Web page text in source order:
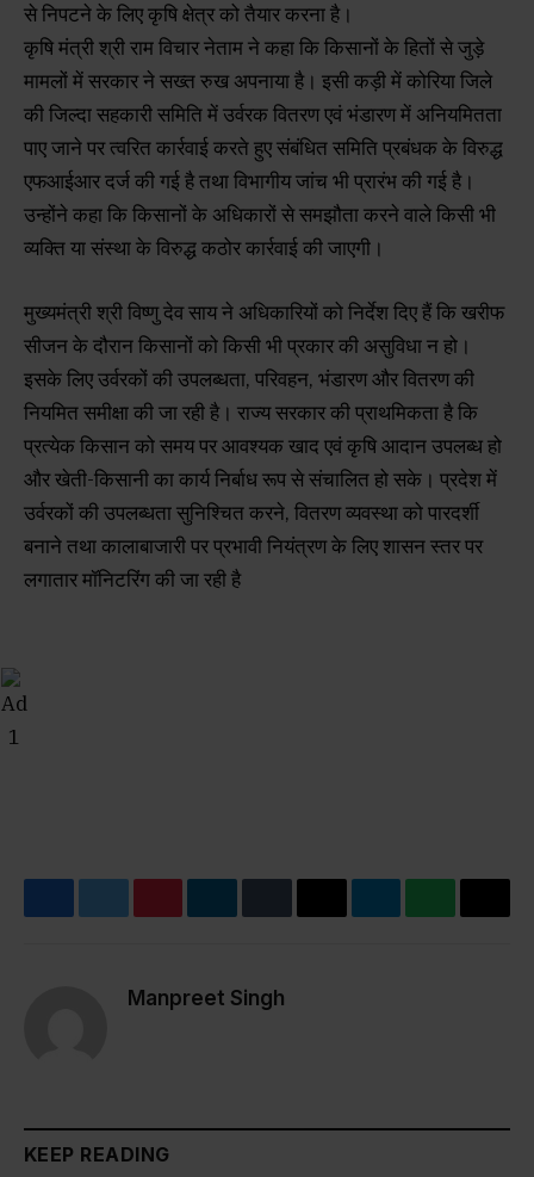
से निपटने के लिए कृषि क्षेत्र को तैयार करना है।
कृषि मंत्री श्री राम विचार नेताम ने कहा कि किसानों के हितों से जुड़े
मामलों में सरकार ने सख्त रुख अपनाया है। इसी कड़ी में कोरिया जिले
की जिल्दा सहकारी समिति में उर्वरक वितरण एवं भंडारण में अनियमितता
पाए जाने पर त्वरित कार्रवाई करते हुए संबंधित समिति प्रबंधक के विरुद्ध
एफआईआर दर्ज की गई है तथा विभागीय जांच भी प्रारंभ की गई है।
उन्होंने कहा कि किसानों के अधिकारों से समझौता करने वाले किसी भी
व्यक्ति या संस्था के विरुद्ध कठोर कार्रवाई की जाएगी।
मुख्यमंत्री श्री विष्णु देव साय ने अधिकारियों को निर्देश दिए हैं कि खरीफ
सीजन के दौरान किसानों को किसी भी प्रकार की असुविधा न हो।
इसके लिए उर्वरकों की उपलब्धता, परिवहन, भंडारण और वितरण की
नियमित समीक्षा की जा रही है। राज्य सरकार की प्राथमिकता है कि
प्रत्येक किसान को समय पर आवश्यक खाद एवं कृषि आदान उपलब्ध हो
और खेती-किसानी का कार्य निर्बाध रूप से संचालित हो सके। प्रदेश में
उर्वरकों की उपलब्धता सुनिश्चित करने, वितरण व्यवस्था को पारदर्शी
बनाने तथा कालाबाजारी पर प्रभावी नियंत्रण के लिए शासन स्तर पर
लगातार मॉनिटरिंग की जा रही है
Facebook
TwitterPinterestLinkedInTumblrEmailTelegramWhatsApp
Manpreet Singh
KEEP READING